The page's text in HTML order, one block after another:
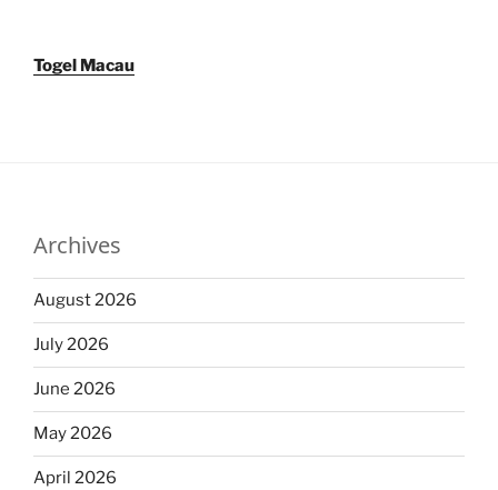
Togel Macau
Archives
August 2026
July 2026
June 2026
May 2026
April 2026